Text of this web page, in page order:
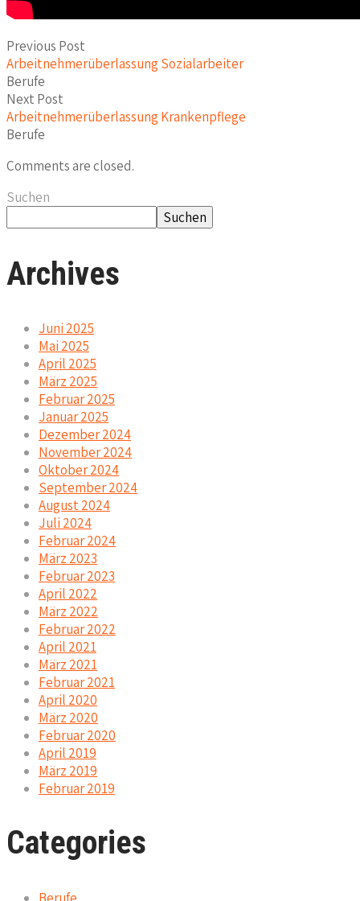
Previous Post
Arbeitnehmerüberlassung Sozialarbeiter
Berufe
Next Post
Arbeitnehmerüberlassung Krankenpflege
Berufe
Comments are closed.
Suchen
Suchen
Archives
Juni 2025
Mai 2025
April 2025
März 2025
Februar 2025
Januar 2025
Dezember 2024
November 2024
Oktober 2024
September 2024
August 2024
Juli 2024
Februar 2024
März 2023
Februar 2023
April 2022
März 2022
Februar 2022
April 2021
März 2021
Februar 2021
April 2020
März 2020
Februar 2020
April 2019
März 2019
Februar 2019
Categories
Berufe